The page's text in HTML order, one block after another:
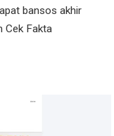
bansos akhir
Cek Fakta